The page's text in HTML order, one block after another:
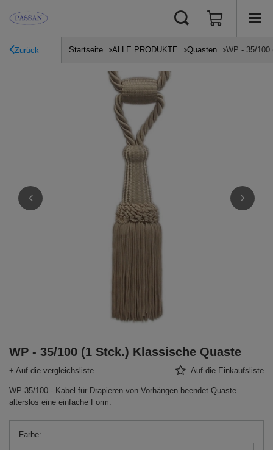
Zurück Startseite ALLE PRODUKTE Quasten WP - 35/
WP - 35/100 (1 Stck.) Klassische Quaste
+ Auf die vergleichsliste Auf die Einkaufsliste
WP-35/100 - Kabel für Drapieren von Vorhängen beendet Quaste
alterslos eine einfache Form.
Farbe